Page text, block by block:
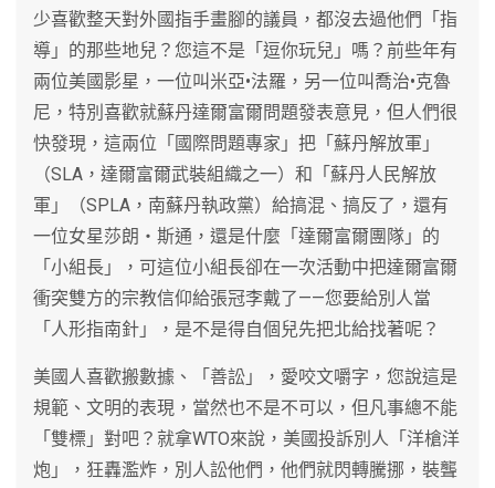
少喜歡整天對外國指手畫腳的議員，都沒去過他們「指
導」的那些地兒？您這不是「逗你玩兒」嗎？前些年有
兩位美國影星，一位叫米亞•法羅，另一位叫喬治•克魯
尼，特別喜歡就蘇丹達爾富爾問題發表意見，但人們很
快發現，這兩位「國際問題專家」把「蘇丹解放軍」
（SLA，達爾富爾武裝組織之一）和「蘇丹人民解放
軍」（SPLA，南蘇丹執政黨）給搞混、搞反了，還有
一位女星莎朗‧斯通，還是什麼「達爾富爾團隊」的
「小組長」，可這位小組長卻在一次活動中把達爾富爾
衝突雙方的宗教信仰給張冠李戴了——您要給別人當
「人形指南針」，是不是得自個兒先把北給找著呢？
美國人喜歡搬數據、「善訟」，愛咬文嚼字，您說這是
規範、文明的表現，當然也不是不可以，但凡事總不能
「雙標」對吧？就拿WTO來說，美國投訴別人「洋槍洋
炮」，狂轟濫炸，別人訟他們，他們就閃轉騰挪，裝聾